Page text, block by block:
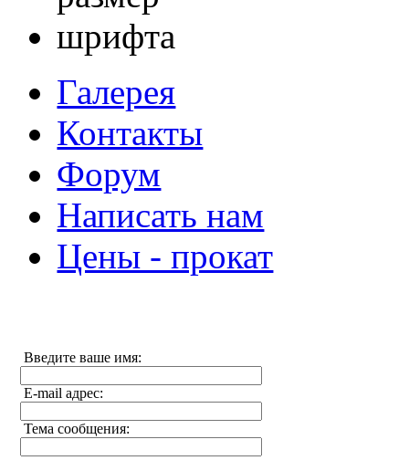
Галерея
Контакты
Форум
Написать нам
Цены - прокат
Введите ваше имя:
E-mail адрес:
Тема сообщения: